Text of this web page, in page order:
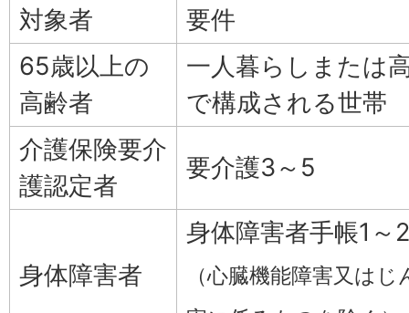
対象者
要件
65歳以上の
高齢者
一人暮らしまたは
で構成される世帯
介護保険要介
護認定者
要介護3～5
身体障害者
身体障害者手帳1～
（心臓機能障害又はじ